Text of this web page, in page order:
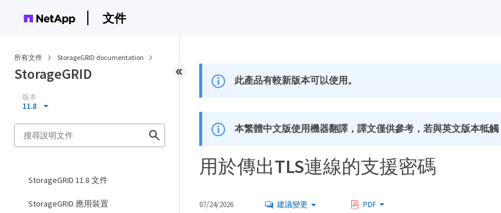
文件
所有文件 StorageGRID documentation
StorageGRID
版本
11.8
StorageGRID 11.8 文件
StorageGRID 應用裝置
此產品有較新版本可以使用。
本繁體中文版使用機器翻譯，譯文僅供參考，若與英文版本牴觸
用於傳出TLS連線的支援密碼
07/24/2026 建議變更 PDF